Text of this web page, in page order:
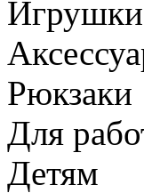
Рюкзаки
Для
Детям